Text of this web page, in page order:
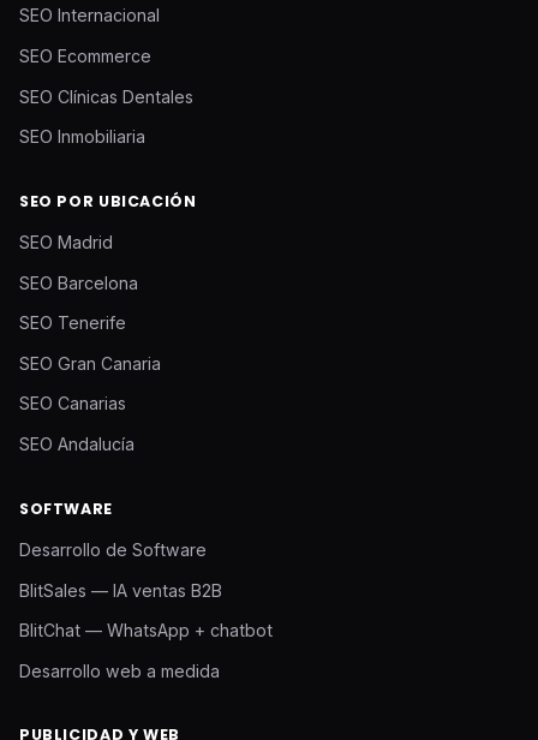
SEO Internacional
SEO Ecommerce
SEO Clínicas Dentales
SEO Inmobiliaria
SEO POR UBICACIÓN
SEO Madrid
SEO Barcelona
SEO Tenerife
SEO Gran Canaria
SEO Canarias
SEO Andalucía
SOFTWARE
Desarrollo de Software
BlitSales — IA ventas B2B
BlitChat — WhatsApp + chatbot
Desarrollo web a medida
PUBLICIDAD Y WEB